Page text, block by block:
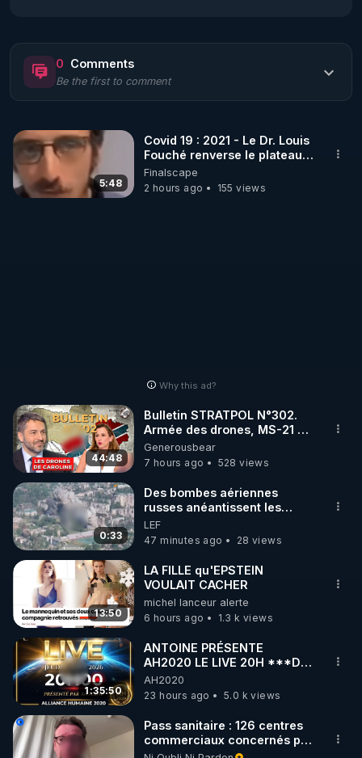
https://www.rgnr.fr/presentation.html
🌱 LE MAGAZINE RÉGÉNÈRE
🌱 LA BOUTIQUE DU MAGAZINE
Pour obtenir les anciens numéros que vous avez
🌱 INSTAGRAM
https://www.instagram.com/rdlr_thierrycasasnovas/
http://rgnr.li/instagram
🌱 LA NEWSLETTER
Pour ne pas rater l’actualité RGNR (stages,
http://rgnr.li/news
🌱 VIDÉOS NON CENSURÉES SUR ODYSEE
Toutes les vidéos Youtube sont aussi sur la
http://rgnr.li/odysee
🌱 LES STAGES EN PRÉSENTIEL
0 Comments
Be the first to comment
5:48
Covid 19 : 2021 - Le Dr. Louis
Fouché renverse le plateau
de CNews !
Finalscape
2 hours ago
155 views
Why this ad?
44:48
Bulletin STRATPOL N°302.
Armée des drones, MS-21 en
série, missiles coréens.
07.08.2026.
Generousbear
7 hours ago
528 views
0:33
Des bombes aériennes
russes anéantissent les
centres de contrôle de
drones de 3 brigades
ukrainienne
LEF
47 minutes ago
28 views
13:50
LA FILLE qu'EPSTEIN
VOULAIT CACHER
michel lanceur alerte
6 hours ago
1.3 k views
1:35:50
ANTOINE PRÉSENTE
AH2020 LE LIVE 20H ***DU
06/08/2026***
AH2020
23 hours ago
5.0 k views
Pass sanitaire : 126 centres
commerciaux concernés par
l'obligation dans toute la